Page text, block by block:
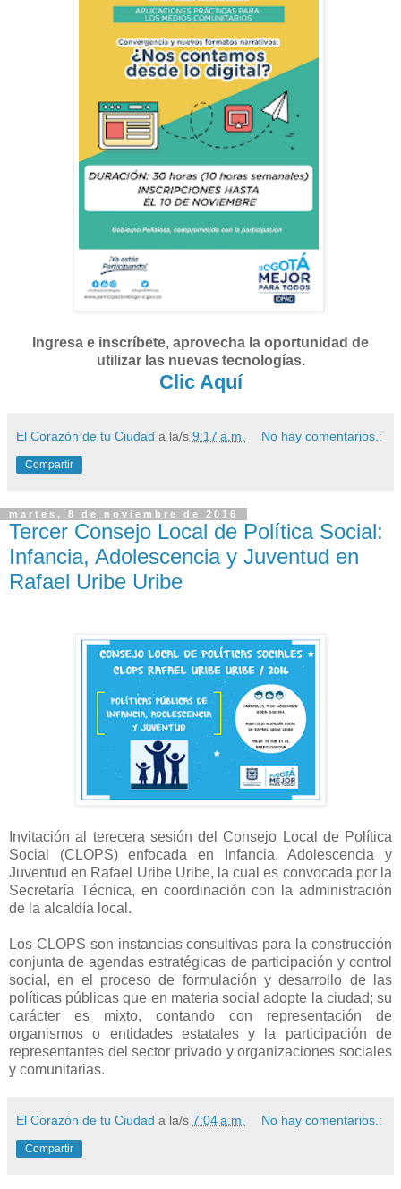
Ingresa e inscríbete, aprovecha la oportunidad de
utilizar las nuevas tecnologías.
Clic Aquí
El Corazón de tu Ciudad a la/s 9:17 a.m. No hay comentarios.:
Compartir
martes, 8 de noviembre de 2016
Tercer Consejo Local de Política Social:
Infancia, Adolescencia y Juventud en
Rafael Uribe Uribe
Invitación al terecera sesión del Consejo Local de Política
Social (CLOPS) enfocada en Infancia, Adolescencia y
Juventud en Rafael Uribe Uribe, la cual es convocada por la
Secretaría Técnica, en coordinación con la administración
de la alcaldía local.
Los CLOPS son instancias consultivas para la construcción
conjunta de agendas estratégicas de participación y control
social, en el proceso de formulación y desarrollo de las
políticas públicas que en materia social adopte la ciudad; su
carácter es mixto, contando con representación de
organismos o entidades estatales y la participación de
representantes del sector privado y organizaciones sociales
y comunitarias.
El Corazón de tu Ciudad a la/s 7:04 a.m. No hay comentarios.:
Compartir